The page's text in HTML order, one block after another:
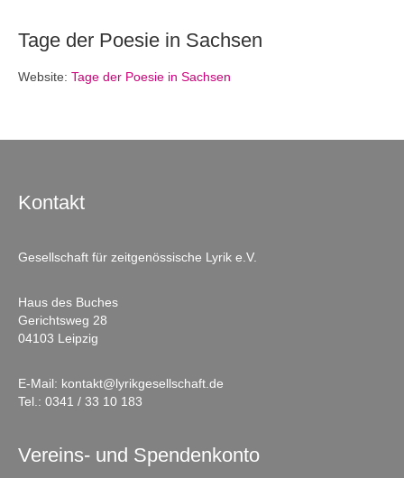
Tage der Poesie in Sachsen
Website: Tage der Poesie in Sachsen
Kontakt
Gesellschaft für zeitgenössische Lyrik e.V.
Haus des Buches
Gerichtsweg 28
04103 Leipzig
E-Mail: kontakt@lyrikgesellschaft.de
Tel.: 0341 / 33 10 183
Vereins- und Spendenkonto